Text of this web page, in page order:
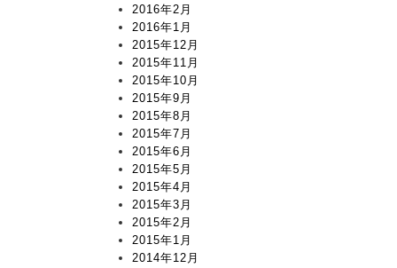
2016年2月
2016年1月
2015年12月
2015年11月
2015年10月
2015年9月
2015年8月
2015年7月
2015年6月
2015年5月
2015年4月
2015年3月
2015年2月
2015年1月
2014年12月